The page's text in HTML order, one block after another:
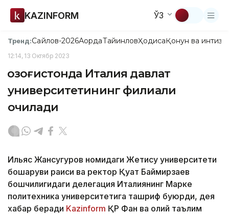
KAZINFORM ЎЗ
Тренд:Сайлов-2026АқордаТайинловҲодисаҚонун ва
12:14, 13 Октябр 2023
Қозоғистонда Италия давлат
университетининг филиали
очилади
Ильяс Жансугуров номидаги Жетису университети
бошқаруви раиси ва ректор Қуат Баймирзаев
бошчилигидаги делегация Италиянинг Марке
политехника университетига ташриф буюрди, дея
хабар беради Kazinform ҚР Фан ва олий таълим